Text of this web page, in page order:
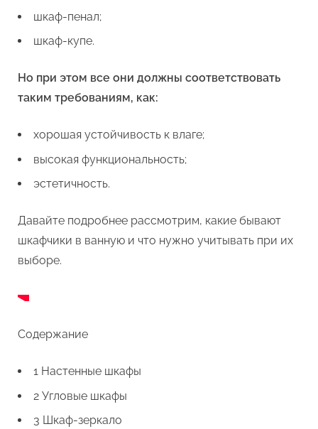
шкаф-пенал;
шкаф-купе.
Но при этом все они должны соответствовать
таким требованиям, как:
хорошая устойчивость к влаге;
высокая функциональность;
эстетичность.
Давайте подробнее рассмотрим, какие бывают
шкафчики в ванную и что нужно учитывать при их
выборе.
Содержание
1 Настенные шкафы
2 Угловые шкафы
3 Шкаф-зеркало